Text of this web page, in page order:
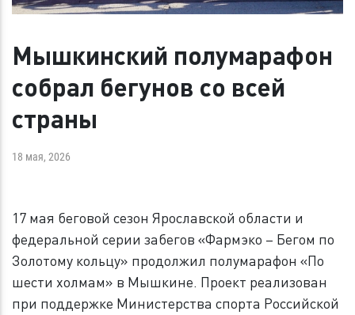
Мышкинский полумарафон
собрал бегунов со всей
страны
18 мая, 2026
17 мая беговой сезон Ярославской области и
федеральной серии забегов «Фармэко – Бегом по
Золотому кольцу» продолжил полумарафон «По
шести холмам» в Мышкине. Проект реализован
при поддержке Министерства спорта Российской